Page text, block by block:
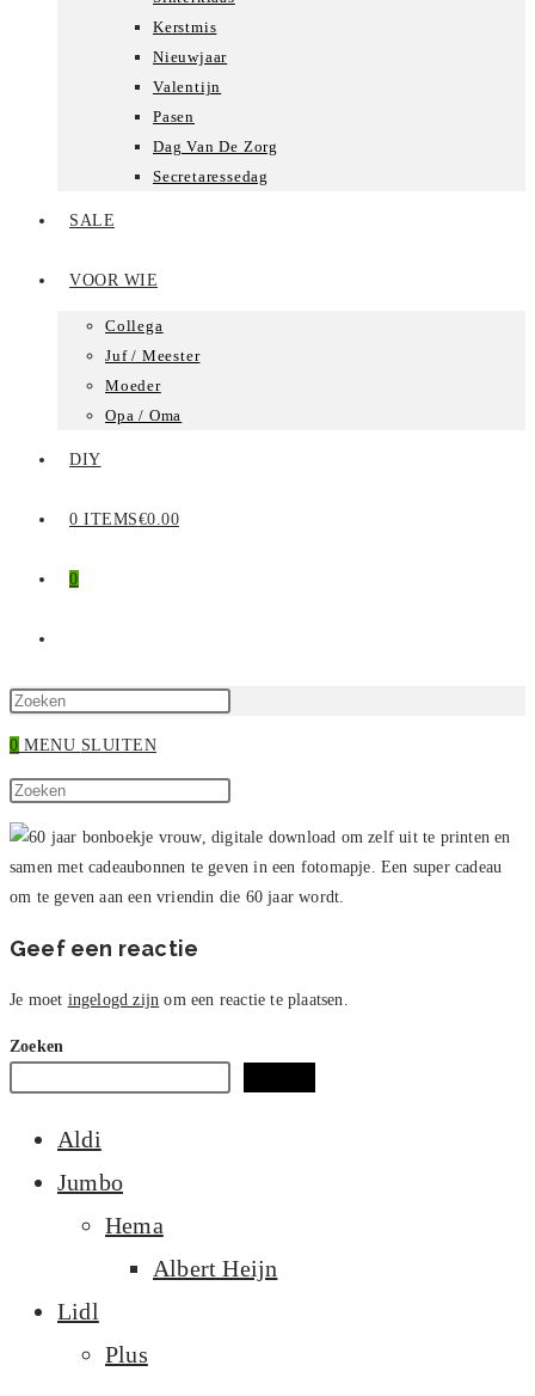
Kerstmis
Nieuwjaar
Valentijn
Pasen
Dag Van De Zorg
Secretaressedag
SALE
VOOR WIE
Collega
Juf / Meester
Moeder
Opa / Oma
DIY
0 ITEMS€0.00
0
ZOEKEN
zoekpaneel
sluiten.
0 MENU SLUITEN
Zoek
op
Escape
sluiten.
Geef een reactie
Je moet ingelogd zijn om een reactie te plaatsen.
Zoeken
Aldi
Jumbo
Hema
Albert Heijn
Lidl
Plus